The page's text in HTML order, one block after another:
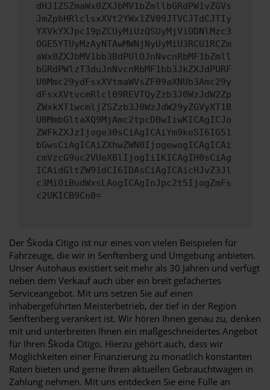
dHJ1ZSZmaWx0ZXJbMV1bZmllbGRdPW1vZGVs
JmZpbHRlclsxXVt2YWx1ZV09JTVCJTdCJTIy
YXVkYXJpc19pZCUyMiUzQSUyMjViODNlMzc3
OGE5YTUyMzAyNTAwMWNjNyUyMiU3RCU1RCZm
aWx0ZXJbMV1bb3BdPUlOJnNvcnRbMF1bZmll
bGRdPWlzT3duJnNvcnRbMF1bb3JkZXJdPURF
U0Mmc29ydFsxXVtmaWVsZF09aXNUb3Amc29y
dFsxXVtvcmRlcl09REVTQyZzb3J0WzJdW2Zp
ZWxkXT1wcmljZSZzb3J0WzJdW29yZGVyXT1B
U0MmbGltaXQ9MjAmc2tpcD0wIiwKICAgICJo
ZWFkZXJzIjoge30sCiAgICAiYm9keSI6IG51
bGwsCiAgICAiZXhwZWN0IjogewogICAgICAi
cmVzcG9uc2VUeXBlIjogIiIKICAgIH0sCiAg
ICAidGltZW91dCI6IDAsCiAgICAicHJvZ3Jl
c3MiOiBudWxsLAogICAgInJpc2t5IjogZmFs
c2UKICB9Cn0=
Der Škoda Citigo ist nur eines von vielen Beispielen für
Fahrzeuge, die wir in Senftenberg und Umgebung anbieten.
Unser Autohaus existiert seit mehr als 30 Jahren und verfügt
neben dem Verkauf auch über ein breit gefächertes
Serviceangebot. Mit uns setzen Sie auf einen
inhabergeführten Meisterbetrieb, der tief in der Region
Senftenberg verankert ist. Wir hören Ihnen genau zu, denken
mit und unterbreiten Ihnen ein maßgeschneidertes Angebot
für Ihren Škoda Citigo. Hierzu gehört auch, dass wir
Möglichkeiten einer Finanzierung zu monatlich konstanten
Raten bieten und gerne Ihren aktuellen Gebrauchtwagen in
Zahlung nehmen. Mit uns entdecken Sie eine Fülle an